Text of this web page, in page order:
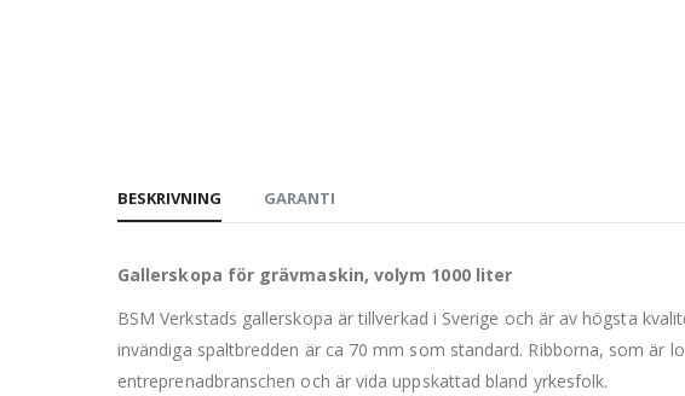
BESKRIVNING GARANTI
Gallerskopa för grävmaskin, volym 1000 liter
BSM Verkstads gallerskopa är tillverkad i Sverige och är av högsta
invändiga spaltbredden är ca 70 mm som standard. Ribborna, som är
entreprenadbranschen och är vida uppskattad bland yrkesfolk.